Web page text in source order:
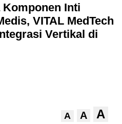
Komponen Inti
VITAL MedTech
Vertikal di
A A A